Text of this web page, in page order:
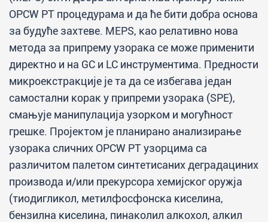
OPCW PT процедурама и да ће бити добра основа
за будуће захтеве. MEPS, као релативно нова
метода за припрему узорака се може применити
директно и на GC и LC инструментима. Предности
микроекстракције је та да се избегава један
самостални корак у припреми узорака (SPE),
смањује манипулација узорком и могућност
грешке. Пројектом је планирано анализирање
узорака сличних OPCW PT узорцима са
различитом палетом синтетисаних деградациних
производа и/или прекурсора хемијског оружја
(тиодигликол, метилфосфонска киселина,
бензилна киселина, пинаколил алкохол, алкил